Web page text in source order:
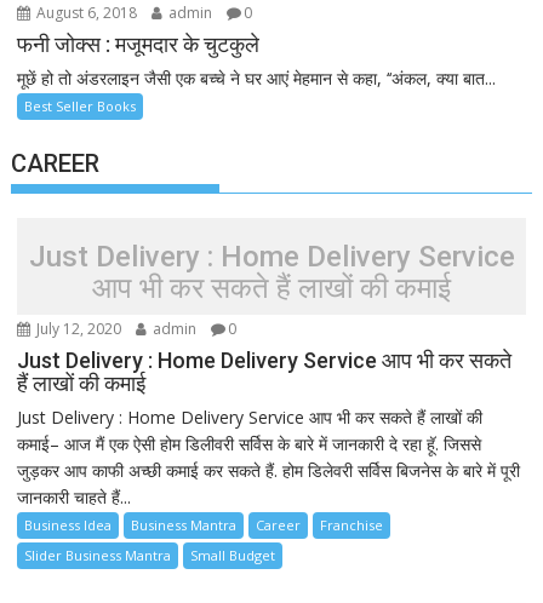
August 6, 2018 admin 0
फनी जोक्स : मजूमदार के चुटकुले
मूछें हो तो अंडरलाइन जैसी एक बच्चे ने घर आएं मेहमान से कहा, ‘‘अंकल, क्या बात...
Best Seller Books
CAREER
Just Delivery : Home Delivery Service
आप भी कर सकते हैं लाखों की कमाई
July 12, 2020 admin 0
Just Delivery : Home Delivery Service आप भी कर सकते
हैं लाखों की कमाई
Just Delivery : Home Delivery Service आप भी कर सकते हैं लाखों की
कमाई– आज मैं एक ऐसी होम डिलीवरी सर्विस के बारे में जानकारी दे रहा हूॅ. जिससे
जुड़कर आप काफी अच्छी कमाई कर सकते हैं. होम डिलेवरी सर्विस बिजनेस के बारे में पूरी
जानकारी चाहते हैं...
Business Idea Business Mantra Career
Franchise
Slider Business Mantra
Small Budget